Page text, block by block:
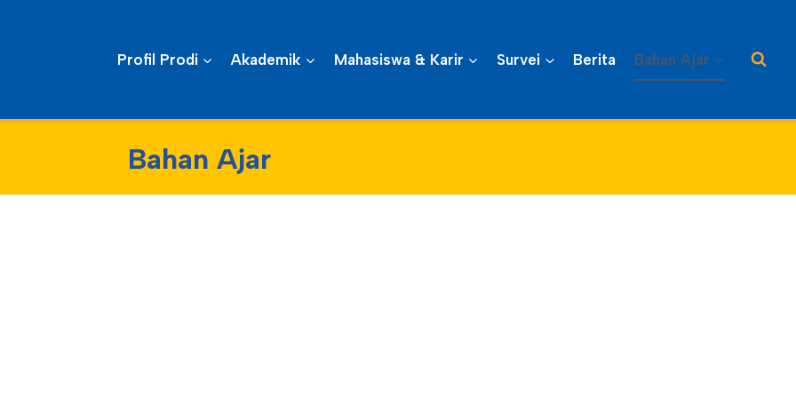
Profil Prodi Akademik Mahasiswa & Karir Survei Berita Bahan Ajar
Bahan Ajar